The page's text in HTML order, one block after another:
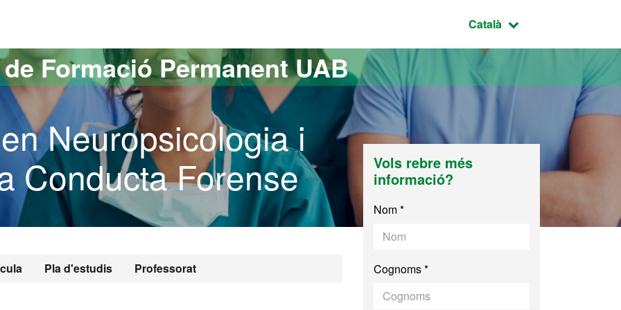
Idioma seleccionat:
Català
Formació Permanent UAB
Neuropsicologia i
Conducta Forense
Pla d'estudis Professorat
Vols rebre més
informació?
Nom *
Cognoms *